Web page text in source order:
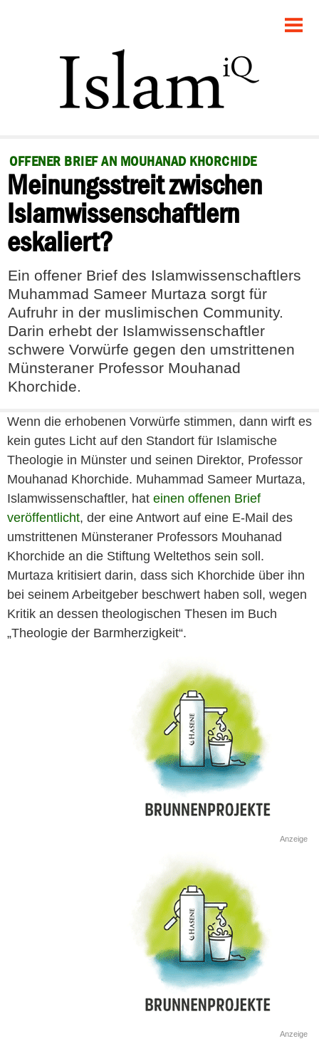
POLITIK
GESELLSCHAFT
RECHT
FEUILLETON
DEBATTE
OFFENER BRIEF AN MOUHANAD KHORCHIDE
Meinungsstreit zwischen
Islamwissenschaftlern
eskaliert?
Ein offener Brief des Islamwissenschaftlers
Muhammad Sameer Murtaza sorgt für
Aufruhr in der muslimischen Community.
Darin erhebt der Islamwissenschaftler
schwere Vorwürfe gegen den umstrittenen
Münsteraner Professor Mouhanad
Khorchide.
Wenn die erhobenen Vorwürfe stimmen, dann wirft es
kein gutes Licht auf den Standort für Islamische
Theologie in Münster und seinen Direktor, Professor
Mouhanad Khorchide. Muhammad Sameer Murtaza,
Islamwissenschaftler, hat einen offenen Brief
veröffentlicht, der eine Antwort auf eine E-Mail des
umstrittenen Münsteraner Professors Mouhanad
Khorchide an die Stiftung Weltethos sein soll.
Murtaza kritisiert darin, dass sich Khorchide über ihn
bei seinem Arbeitgeber beschwert haben soll, wegen
Kritik an dessen theologischen Thesen im Buch
„Theologie der Barmherzigkeit“.
Anzeige
Anzeige